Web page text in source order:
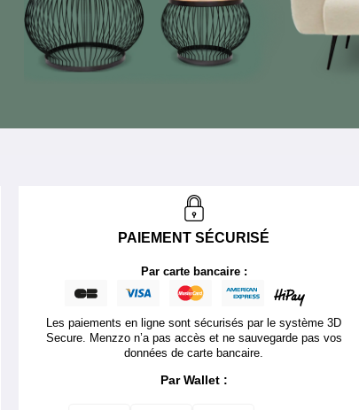
PAIEMENT SÉCURISÉ
Par carte bancaire :
Les paiements en ligne sont sécurisés par le système 3D
Secure. Menzzo n’a pas accès et ne sauvegarde pas vos
données de carte bancaire.
Par Wallet :